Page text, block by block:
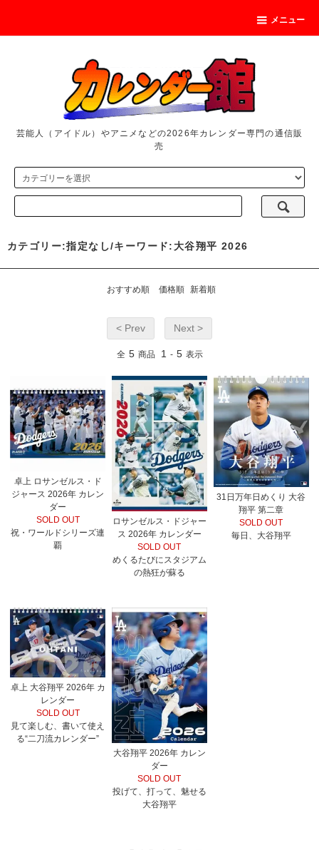
メニュー
芸能人（アイドル）やアニメなどの2026年カレンダー専門の通信販
売
カテゴリー:指定なし/キーワード:大谷翔平 2026
おすすめ順 価格順 新着順
< Prev Next >
全 5 商品 1 - 5 表示
卓上 ロサンゼルス・ド
ジャース 2026年 カレン
ダー
SOLD OUT
祝・ワールドシリーズ連
覇
ロサンゼルス・ドジャー
ス 2026年 カレンダー
SOLD OUT
めくるたびにスタジアム
の熱狂が蘇る
31日万年日めくり 大谷
翔平 第二章
SOLD OUT
毎日、大谷翔平
卓上 大谷翔平 2026年 カ
レンダー
SOLD OUT
見て楽しむ、書いて使え
る“二刀流カレンダー”
大谷翔平 2026年 カレン
ダー
SOLD OUT
投げて、打って、魅せる
大谷翔平